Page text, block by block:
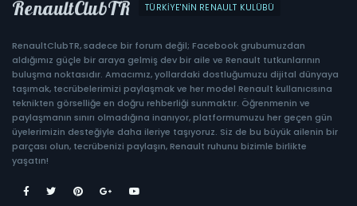
RenaultClubTR TÜRKIYE'NIN RENAULT KULÜBÜ
RenaultClubTR, sadece bir forum değil; Facebook grubumuzdan
aldığımız güçle bir araya gelmiş dev bir aile ve Renault tutkunlarının
buluşma noktasıdır. Amacımız, yollardaki dostluğumuzu dijital dünyaya
taşımak, tecrübelerimizi paylaşmak ve her model Renault kullanıcısına
teknikten görselliğe en doğru rehberliği sunmaktır. Öğrenmenin ve
paylaşmanın sınırı olmadığına inanıyor, platformumuzu her geçen gün
üyelerimizin desteğiyle daha ileriye taşıyoruz. Siz de bu büyük ailenin bir
parçası olun, tecrübenizi paylaşın, Renault ruhunu bizimle birlikte
yaşatın!